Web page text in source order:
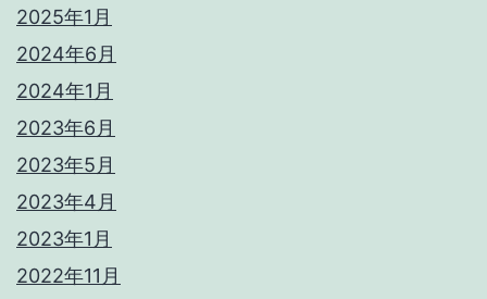
2025年1月
2024年6月
2024年1月
2023年6月
2023年5月
2023年4月
2023年1月
2022年11月